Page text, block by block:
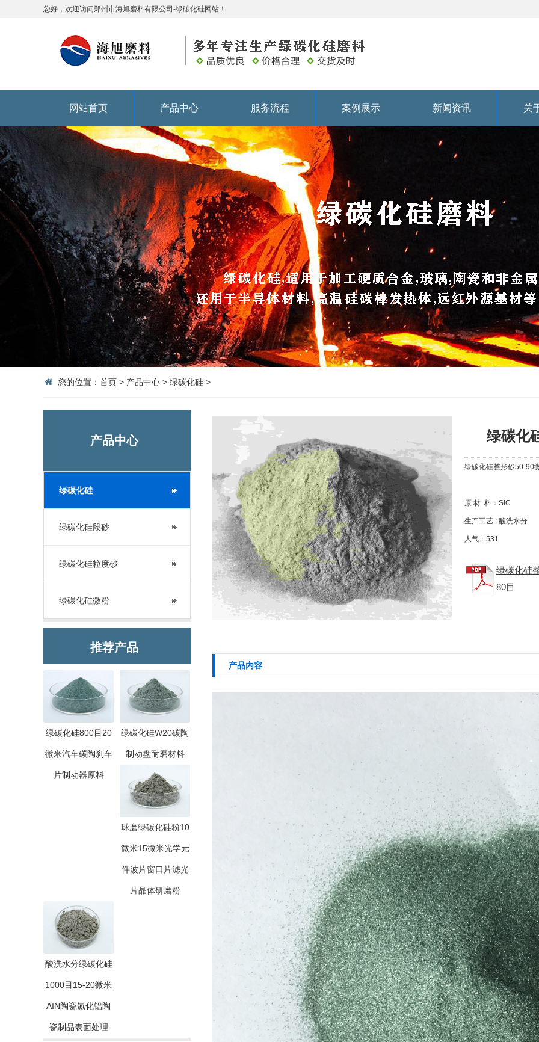
您好，欢迎访问郑州市海旭磨料有限公司-绿碳化硅网站！
网站首页 产品中心 服务流程 案例展示 新闻资讯 关
您的位置： 首页 > 产品中心 > 绿碳化硅 >
产品中心
绿碳化硅
绿碳化硅段砂
绿碳化硅粒度砂
绿碳化硅微粉
推荐产品
绿碳化硅800目20
微米汽车碳陶刹车
片制动器原料
绿碳化硅W20碳陶
制动盘耐磨材料
球磨绿碳化硅粉10
微米15微米光学元
件波片窗口片滤光
片晶体研磨粉
酸洗水分绿碳化硅
1000目15-20微米
AIN陶瓷氮化铝陶
瓷制品表面处理
绿碳化
绿碳化硅整形砂50-90
原 材 料：SIC
生产工艺 : 酸洗水分
人气： 531
绿碳化硅
80目
产品内容